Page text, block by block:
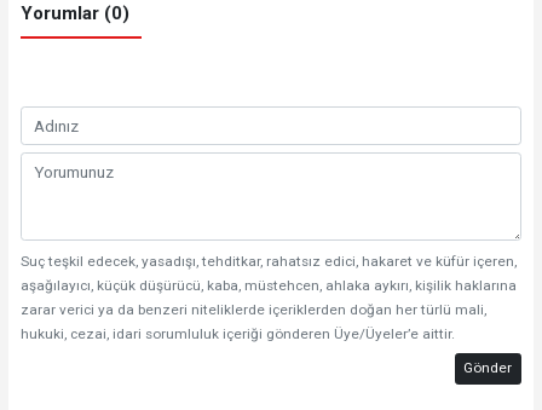
Yorumlar (0)
Suç teşkil edecek, yasadışı, tehditkar, rahatsız edici, hakaret ve küfür içeren,
aşağılayıcı, küçük düşürücü, kaba, müstehcen, ahlaka aykırı, kişilik haklarına
zarar verici ya da benzeri niteliklerde içeriklerden doğan her türlü mali,
hukuki, cezai, idari sorumluluk içeriği gönderen Üye/Üyeler’e aittir.
Gönder